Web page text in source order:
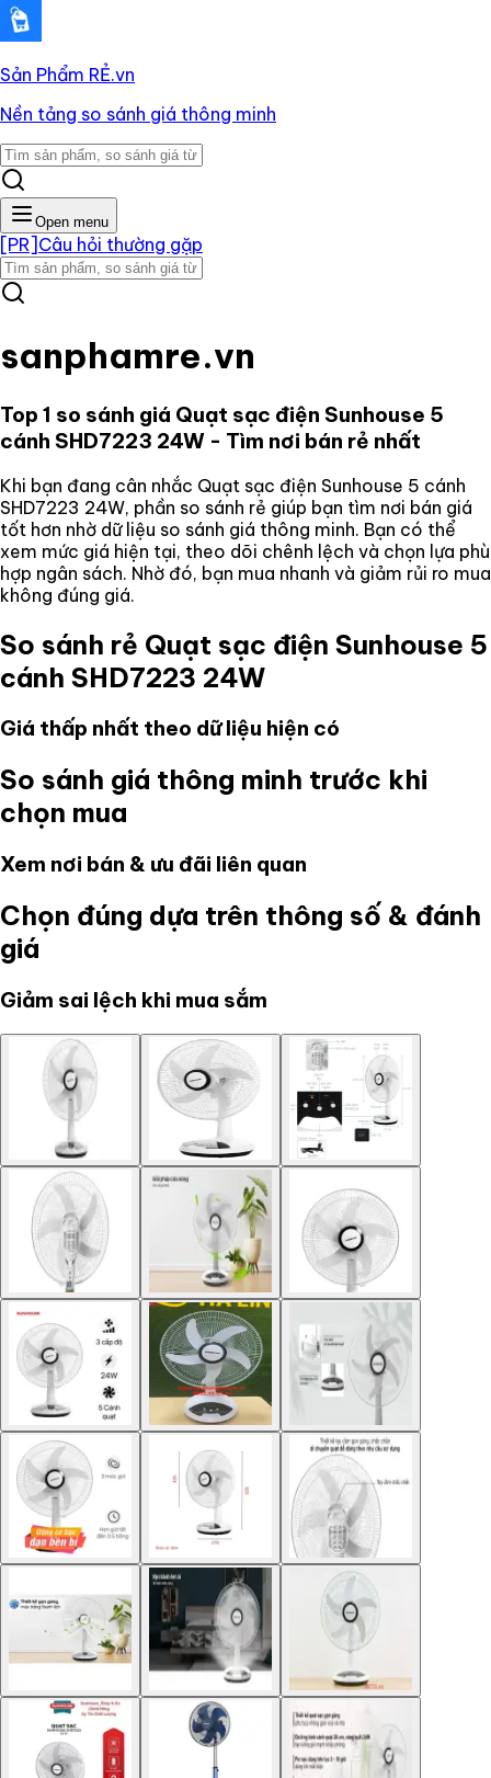
Sản Phẩm RẺ.vn
Nền tảng so sánh giá thông minh
Open menu
[PR] Câu hỏi thường gặp
sanphamre.vn
Top 1 so sánh giá Quạt sạc điện Sunhouse 5
cánh SHD7223 24W - Tìm nơi bán rẻ nhất
Khi bạn đang cân nhắc Quạt sạc điện Sunhouse 5 cánh
SHD7223 24W, phần so sánh rẻ giúp bạn tìm nơi bán giá
tốt hơn nhờ dữ liệu so sánh giá thông minh. Bạn có thể
xem mức giá hiện tại, theo dõi chênh lệch và chọn lựa phù
hợp ngân sách. Nhờ đó, bạn mua nhanh và giảm rủi ro mua
không đúng giá.
So sánh rẻ Quạt sạc điện Sunhouse 5
cánh SHD7223 24W
Giá thấp nhất theo dữ liệu hiện có
So sánh giá thông minh trước khi
chọn mua
Xem nơi bán & ưu đãi liên quan
Chọn đúng dựa trên thông số & đánh
giá
Giảm sai lệch khi mua sắm